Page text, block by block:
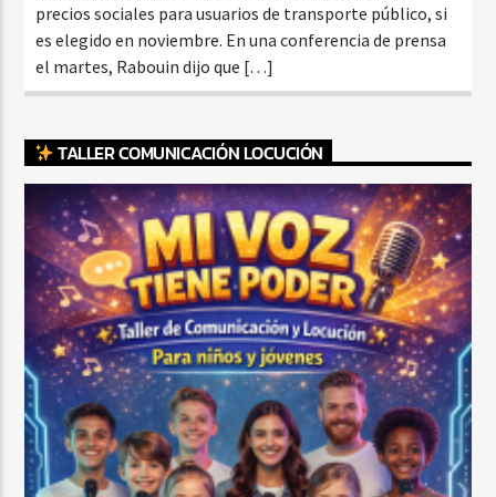
precios sociales para usuarios de transporte público, si
es elegido en noviembre. En una conferencia de prensa
el martes, Rabouin dijo que […]
TALLER COMUNICACIÓN LOCUCIÓN